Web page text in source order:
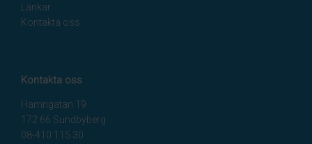
Länkar
Kontakta oss
Kontakta oss
Hamngatan 19
172 66 Sundbyberg
08-410 115 30